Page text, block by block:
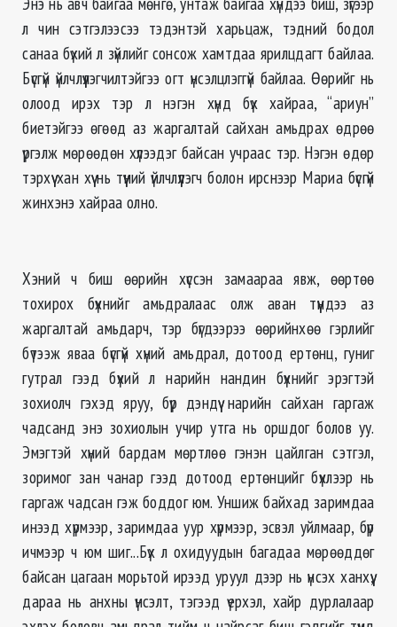
л чин сэтгэлээсээ тэдэнтэй харьцаж, тэдний бодол
санаа бүхий л зүйлийг сонсож хамтдаа ярилцдагт байлаа.
Бүсгүй үйлчлүүлэгчилтэйгээ огт үнсэлцлэггүй байлаа. Өөрийг нь
олоод ирэх тэр л нэгэн хүнд бүх хайраа, “ариун”
биетэйгээ өгөөд аз жаргалтай сайхан амьдрах өдрөө
үргэлж мөрөөдөн хүлээдэг байсан учраас тэр. Нэгэн өдөр
тэрхүү хан хүү нь түүний үйлчлүүлэгч болон ирснээр Мариа бүсгүй
жинхэнэ хайраа олно.
Хэний ч биш өөрийн хүссэн замаараа явж, өөртөө
тохирох бүхнийг амьдралаас олж аван түүндээ аз
жаргалтай амьдарч, тэр бүгдээрээ өөрийнхөө гэрлийг
бүтээж яваа бүсгүй хүний амьдрал, дотоод ертөнц, гуниг
гутрал гээд бүхий л нарийн нандин бүхнийг эрэгтэй
зохиолч гэхэд яруу, бүр дэндүү нарийн сайхан гаргаж
чадсанд энэ зохиолын учир утга нь оршдог болов уу.
Эмэгтэй хүний бардам мөртлөө гэнэн цайлган сэтгэл,
зоримог зан чанар гээд дотоод ертөнцийг бүхлээр нь
гаргаж чадсан гэж боддог юм. Уншиж байхад заримдаа
инээд хүрмээр, заримдаа уур хүрмээр, эсвэл уйлмаар, бүр
ичмээр ч юм шиг...Бүх л охидуудын багадаа мөрөөддөг
байсан цагаан морьтой ирээд уруул дээр нь үнсэх ханхүү,
дараа нь анхны үнсэлт, тэгээд үерхэл, хайр дурлалаар